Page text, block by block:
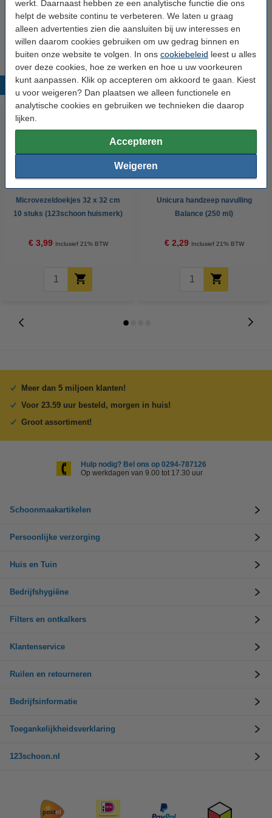
werkt. Daarnaast hebben ze een analytische functie die ons
helpt de website continu te verbeteren. We laten u graag
alleen advertenties zien die aansluiten bij uw interesses en
willen daarom cookies gebruiken om uw gedrag binnen en
buiten onze website te volgen. In ons cookiebeleid leest u alles
over deze cookies, hoe ze werken en hoe u uw voorkeuren
kunt aanpassen. Klik op accepteren om akkoord te gaan. Kiest
u voor weigeren? Dan plaatsen we alleen functionele en
analytische cookies en gebruiken we technieken die daarop
lijken.
Accepteren
Weigeren
Processierups gel
Extra: Veiligheidsinformatie
Populaire producten
Microvezeldoekjes 32 x 32 cm
10 stuks (123schoon huismerk)
€ 3,99 Inclusief 21% BTW
Unicura handzeep navulling
Balance (250 ml)
€ 2,29 Inclusief 21% BTW
Meer dan 5 miljoen klanten!
Voor 23.59 uur besteld, morgen in huis!
Groot assortiment!
Hulp nodig? Bel ons op 0294-787126
Op werkdagen van 9.00 tot 17.30 uur
Schoonmaakartikelen
Persoonlijke verzorging
Huis en Tuin
Bedrijfshygiëne
Filters en ontkalkers
Klantenservice
Ruilen en retourneren
Bedrijfsinformatie
Toegankelijkheidsverklaring
123schoon.nl